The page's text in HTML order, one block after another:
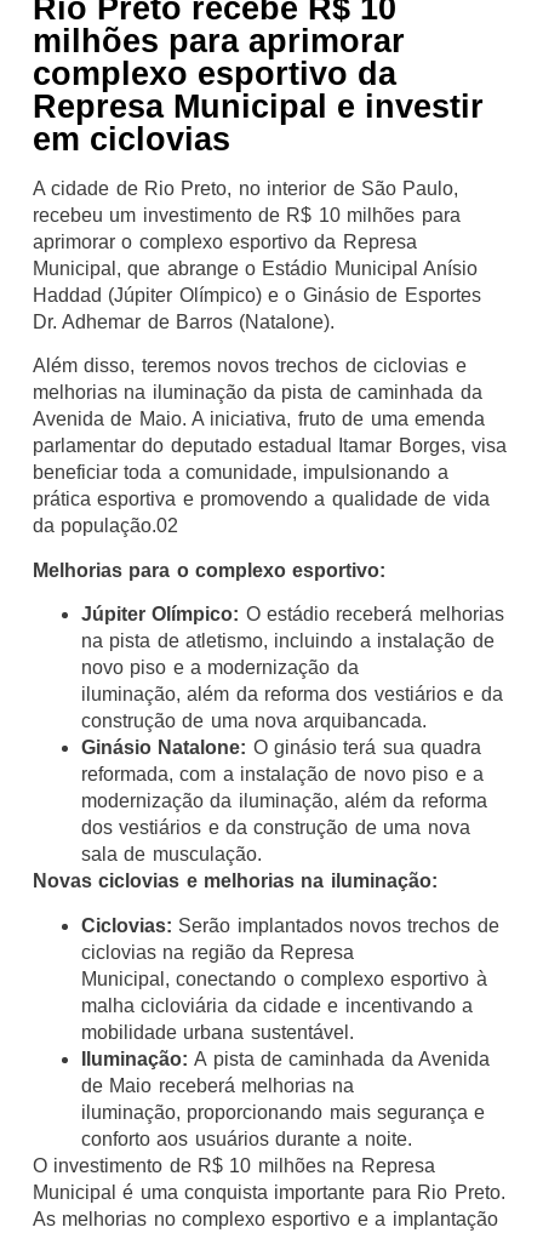
Rio Preto recebe R$ 10
milhões para aprimorar
complexo esportivo da
Represa Municipal e investir
em ciclovias
A cidade de Rio Preto, no interior de São Paulo,
recebeu um investimento de R$ 10 milhões para
aprimorar o complexo esportivo da Represa
Municipal, que abrange o Estádio Municipal Anísio
Haddad (Júpiter Olímpico) e o Ginásio de Esportes
Dr. Adhemar de Barros (Natalone).
Além disso, teremos novos trechos de ciclovias e
melhorias na iluminação da pista de caminhada da
Avenida de Maio. A iniciativa, fruto de uma emenda
parlamentar do deputado estadual Itamar Borges, visa
beneficiar toda a comunidade, impulsionando a
prática esportiva e promovendo a qualidade de vida
da população.02
Melhorias para o complexo esportivo:
Júpiter Olímpico: O estádio receberá melhorias
na pista de atletismo, incluindo a instalação de
novo piso e a modernização da
iluminação, além da reforma dos vestiários e da
construção de uma nova arquibancada.
Ginásio Natalone: O ginásio terá sua quadra
reformada, com a instalação de novo piso e a
modernização da iluminação, além da reforma
dos vestiários e da construção de uma nova
sala de musculação.
Novas ciclovias e melhorias na iluminação:
Ciclovias: Serão implantados novos trechos de
ciclovias na região da Represa
Municipal, conectando o complexo esportivo à
malha cicloviária da cidade e incentivando a
mobilidade urbana sustentável.
Iluminação: A pista de caminhada da Avenida
de Maio receberá melhorias na
iluminação, proporcionando mais segurança e
conforto aos usuários durante a noite.
O investimento de R$ 10 milhões na Represa
Municipal é uma conquista importante para Rio Preto.
As melhorias no complexo esportivo e a implantação